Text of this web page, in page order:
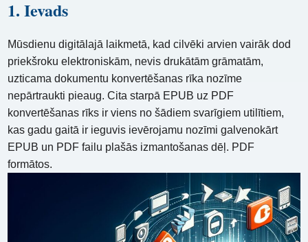
1. Ievads
Mūsdienu digitālajā laikmetā, kad cilvēki arvien vairāk dod
priekšroku elektroniskām, nevis drukātām grāmatām,
uzticama dokumentu konvertēšanas rīka nozīme
nepārtraukti pieaug. Cita starpā EPUB uz PDF
konvertēšanas rīks ir viens no šādiem svarīgiem utilītiem,
kas gadu gaitā ir ieguvis ievērojamu nozīmi galvenokārt
EPUB un PDF failu plašās izmantošanas dēļ. PDF
formātos.